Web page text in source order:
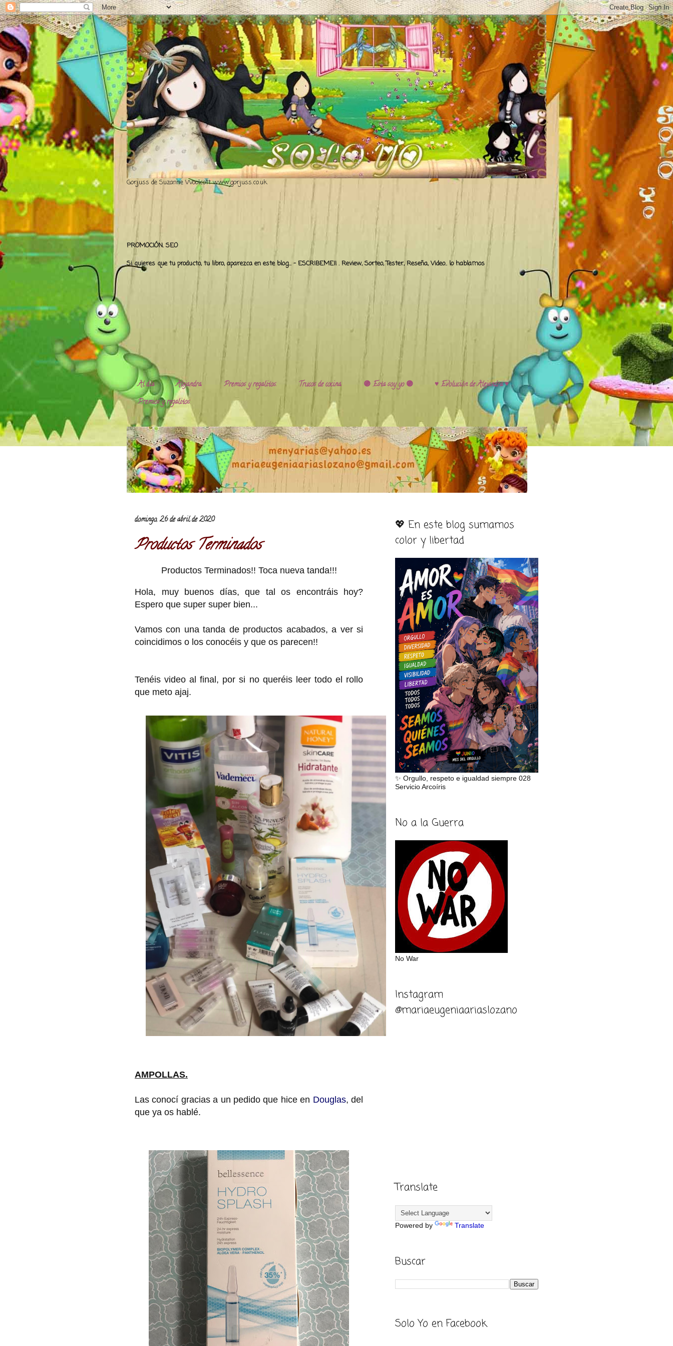
Gorjuss de Suzanne Woolcott www.gorjuss.co.uk
PROMOCIÓN. SEO
Si quieres que tu producto, tu libro, aparezca en este blog... - ESCRIBEME!! . Review, Sorteo, Tester, Reseña, Video.. lo hablamos
Al día Alejandra. Premios y regalitos. Trucos de cocina. 🟣 Esta soy yo 🟣
♥️ Evolución de Alejandra ♥️
Premios y regalitos.
domingo, 26 de abril de 2020
Productos Terminados
Productos Terminados!! Toca nueva tanda!!!
Hola, muy buenos días, que tal os encontráis hoy?
Espero que super super bien...
Vamos con una tanda de productos acabados, a ver si
coincidimos o los conocéis y que os parecen!!
Tenéis video al final, por si no queréis leer todo el rollo
que meto ajaj.
AMPOLLAS.
Las conocí gracias a un pedido que hice en Douglas, del
que ya os hablé.
💖 En este blog sumamos
color y libertad
✨ Orgullo, respeto e igualdad siempre 028
Servicio Arcoíris
No a la Guerra
No War
Instagram
@mariaeugeniaariaslozano
Translate
Powered by Translate
Buscar
Solo Yo en Facebook